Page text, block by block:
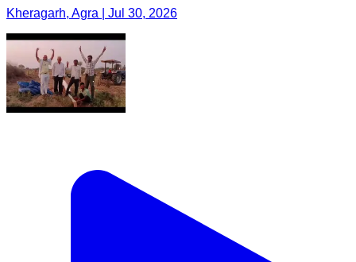
Kheragarh, Agra | Jul 30, 2026